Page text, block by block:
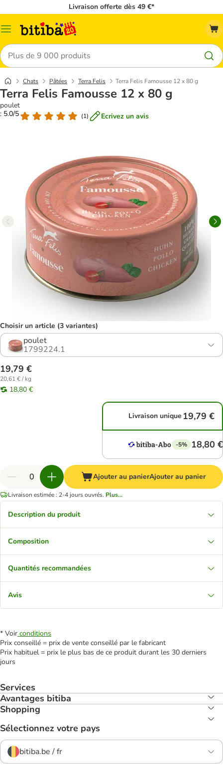
Livraison offerte dès 49 €*
Menu
Rechercher
Chats Pâtées Terra Felis Terra Felis Famousse 12 x 80 g
Terra Felis Famousse 12 x 80 g
poulet
: 5.0/5
(1) Ecrivez un avis
Choisir un article (3 variantes)
poulet
1799224.1
19,79 €
20,61 € / kg
18,80 €
Livraison unique 19,79 €
-5% 18,80 €
Ajouter au panierAjouter au panier
Livraison estimée : 2-4 jours ouvrés. Plus...
Description du produit
Composition
Quantités recommandées
Avis
* Voir conditions
Prix conseillé = prix de vente conseillé par le fabricant
Prix habituel = prix le plus bas de ce produit durant les 30 derniers
jours
Services
Avantages bitiba
Shopping
Sélectionnez votre pays
bitiba.be / fr